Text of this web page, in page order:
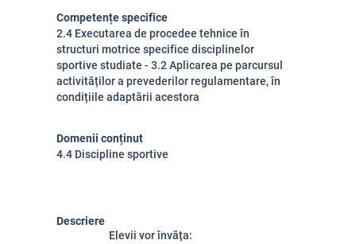
Competențe specifice
2.4 Executarea de procedee tehnice în
structuri motrice specifice disciplinelor
sportive studiate - 3.2 Aplicarea pe parcursul
activităților a prevederilor regulamentare, în
condițiile adaptării acestora
Domenii conținut
4.4 Discipline sportive
Descriere
Elevii vor învăța: